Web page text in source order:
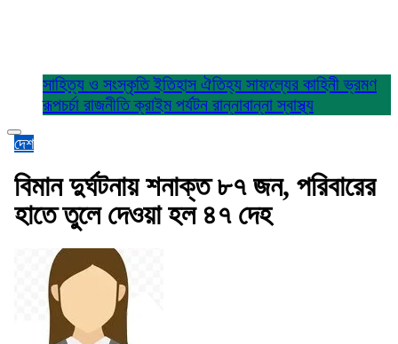
সাহিত্য ও সংস্কৃতিইতিহাস ঐতিহ্য সাফল্যের কাহিনীভ্রমণ
রূপচর্চা রাজনীতিক্রাইম পর্যটন রান্নাবান্নাস্বাস্থ্য
দেশ
বিমান দুর্ঘটনায় শনাক্ত ৮৭ জন, পরিবারের
হাতে তুলে দেওয়া হল ৪৭ দেহ